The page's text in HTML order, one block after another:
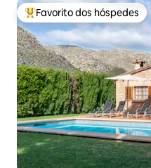
Favoritos dos hóspedes
Favorito dos hóspedes